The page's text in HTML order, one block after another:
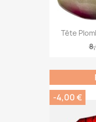
Tête
-4,00 €